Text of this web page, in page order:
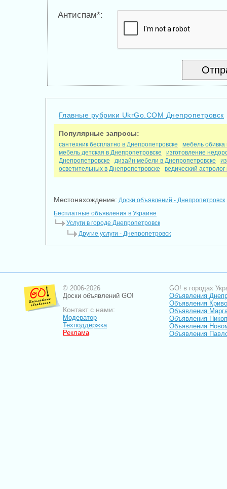
Антиспам*:
Главные рубрики UkrGo.COM Днепропетровск
Популярные запросы:
сантехник бесплатно в Днепропетровске
мебель обивка
мебель детская в Днепропетровске
изготовление
Днепропетровске
дизайн мебели в Днепропетровске
осветительных в Днепропетровске
ведический
Местонахождение: Доски объявлений - Днепропетровск
Бесплатные объявления в Украине
Услуги в городе Днепропетровск
Другие услуги - Днепропетровск
© 2006-2026
Доски объявлений GO!
Контакт с нами:
Модератор
Техподдержка
Реклама
GO! в городах
Объявления
Объявления
Объявления
Объявления
Объявления
Объявления